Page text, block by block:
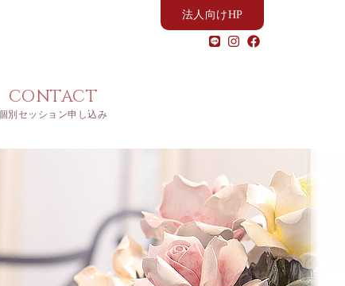
法人向けHP
CONTACT
別セッション申し込み